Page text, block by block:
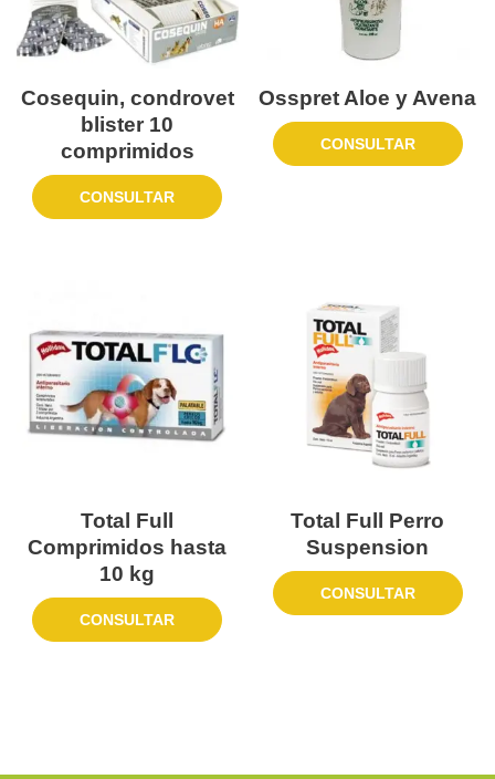
Cosequin, condrovet
blister 10
comprimidos
CONSULTAR
Osspret Aloe y Avena
CONSULTAR
Total Full
Comprimidos hasta
10 kg
CONSULTAR
Total Full Perro
Suspension
CONSULTAR